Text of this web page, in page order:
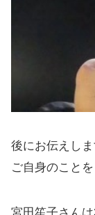
後にお伝えし
ご自身のことを